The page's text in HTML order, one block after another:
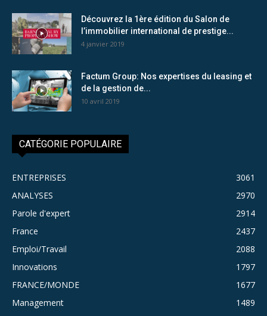
Découvrez la 1ère édition du Salon de
l’immobilier international de prestige...
4 janvier 2019
Factum Group: Nos expertises du leasing et
de la gestion de...
10 avril 2019
CATÉGORIE POPULAIRE
ENTREPRISES
3061
ANALYSES
2970
Parole d'expert
2914
France
2437
Emploi/Travail
2088
Innovations
1797
FRANCE/MONDE
1677
Management
1489